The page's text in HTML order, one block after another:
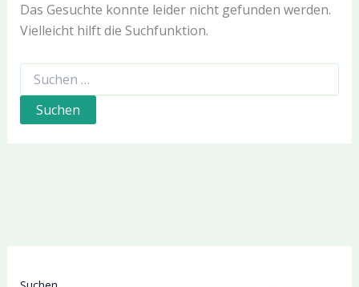
Das Gesuchte konnte leider nicht gefunden werden.
Vielleicht hilft die Suchfunktion.
Suchen
nach: